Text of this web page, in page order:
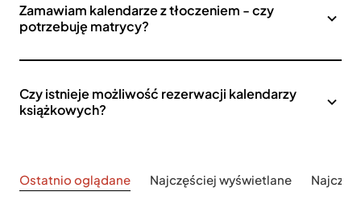
Zamawiam kalendarze z tłoczeniem - czy
potrzebuję matrycy?
Czy istnieje możliwość rezerwacji kalendarzy
książkowych?
Ostatnio oglądane Najczęściej wyświetlane